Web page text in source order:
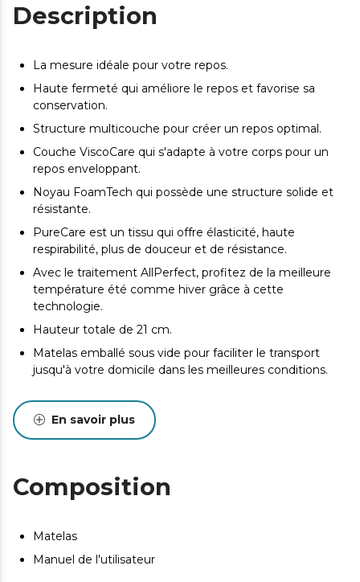
Description
La mesure idéale pour votre repos.
Haute fermeté qui améliore le repos et favorise sa
conservation.
Structure multicouche pour créer un repos optimal.
Couche ViscoCare qui s'adapte à votre corps pour un
repos enveloppant.
Noyau FoamTech qui possède une structure solide et
résistante.
PureCare est un tissu qui offre élasticité, haute
respirabilité, plus de douceur et de résistance.
Avec le traitement AllPerfect, profitez de la meilleure
température été comme hiver grâce à cette
technologie.
Hauteur totale de 21 cm.
Matelas emballé sous vide pour faciliter le transport
jusqu'à votre domicile dans les meilleures conditions.
En savoir plus
Composition
Matelas
Manuel de l'utilisateur